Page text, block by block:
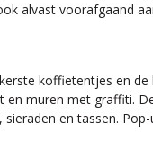
alvast voorafgaand
koffietentjes en
en muren met graffiti.
en tassen.